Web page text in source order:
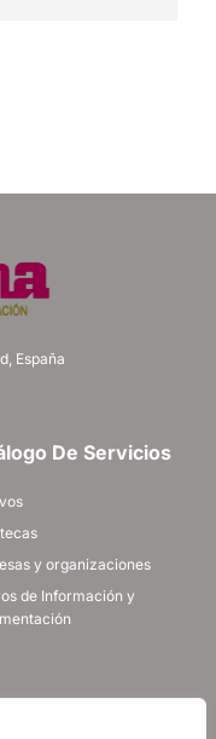
España
De Servicios
y organizaciones
de Información y